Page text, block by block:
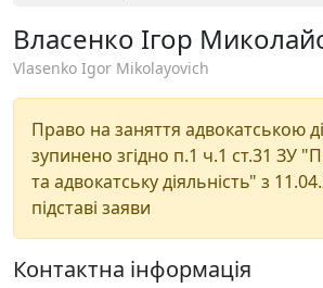
Власенко Ігор
Vlasenko Igor Mikolayovich
Право на заняття адвокатською
зупинено згідно п.1 ч.1 ст.31 ЗУ
та адвокатську діяльність" з
підставі заяви
Контактна інформація